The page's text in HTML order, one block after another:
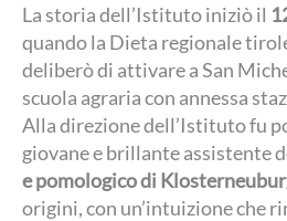
La storia dell’Istituto iniziò il
quando la Dieta regionale
deliberò di attivare a San
scuola agraria con annessa
Alla direzione dell’Istituto fu
giovane e brillante assistente
e pomologico di
origini, con un’intuizione che